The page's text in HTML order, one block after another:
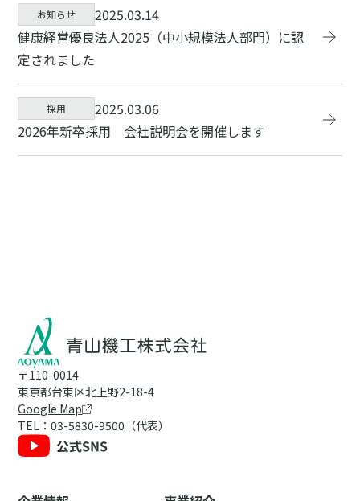
お知らせ
2025.03.14
健康経営優良法人2025（中小規模法人部門）に認
定されました
採用
2025.03.06
2026年新卒採用 会社説明会を開催します
〒110-0014
東京都台東区北上野2-18-4
Google Map
TEL：03-5830-9500（代表）